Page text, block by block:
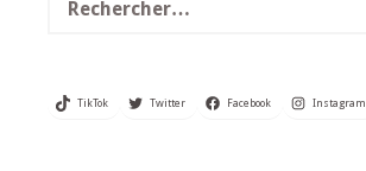
TikTok Twitter Facebook Instagram